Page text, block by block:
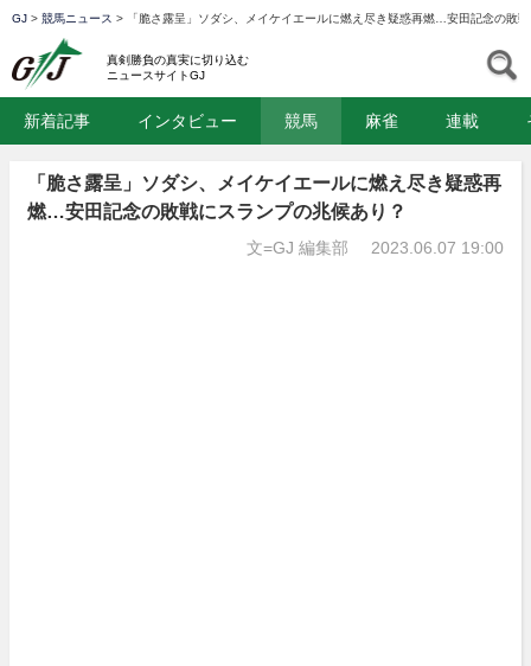
GJ > 競馬ニュース > 「脆さ露呈」ソダシ、メイケイエールに燃え尽き疑惑再燃…安田記念の敗
真剣勝負の真実に切り込む
ニュースサイトGJ
新着記事 インタビュー 競馬 麻雀 連載
「脆さ露呈」ソダシ、メイケイエールに燃え尽き疑惑再
燃…安田記念の敗戦にスランプの兆候あり？
文=GJ 編集部 2023.06.07 19:00